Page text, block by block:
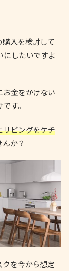
購入を検討して
にしたいですよ
お金をかけない
す。
リビングをケチ
か？
クを今から想定